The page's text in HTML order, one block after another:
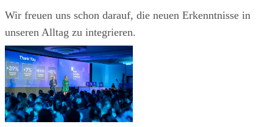
Wir freuen uns schon darauf, die neuen Erkenntnisse in
unseren Alltag zu integrieren.